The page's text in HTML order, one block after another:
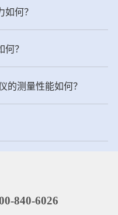
术，进一步强化了其水质分析的准
性和可靠性。①第一项专利是用
水质分析的消解加热装置(专利申
号：2021230394898)，它为消解
元提供了高效且稳定的加热环
。②第二项专利涉及用于水质分
的消解管、相关的加热装置及组
(专利申请号：2021230394949)
消解单元提供可靠保障，确保了
的一体化流路设计，确保精准进
易于配制。 ● 一键清洗：便捷的
何？
？
的测量性能如何？
840-6026